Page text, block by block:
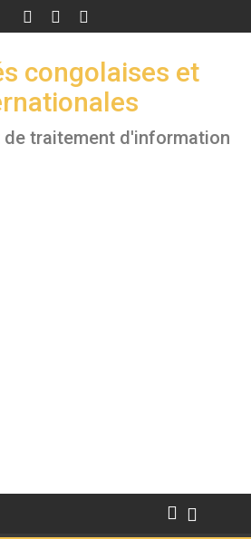
congolaises et
traitement d'information